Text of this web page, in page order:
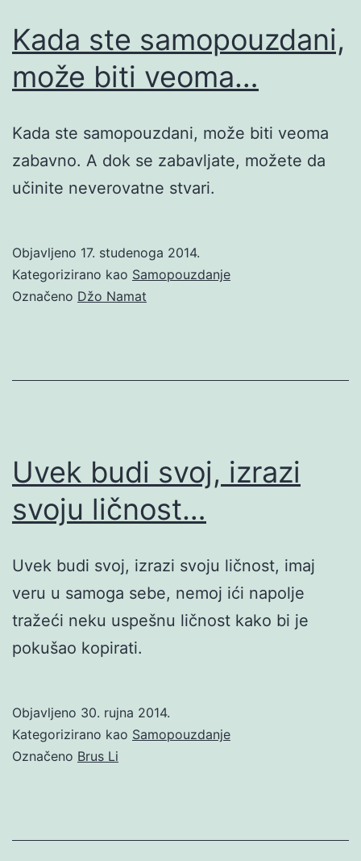
Kada ste samopouzdani,
može biti veoma…
Kada ste samopouzdani, može biti veoma
zabavno. A dok se zabavljate, možete da
učinite neverovatne stvari.
Objavljeno 17. studenoga 2014.
Kategorizirano kao Samopouzdanje
Označeno Džo Namat
Uvek budi svoj, izrazi
svoju ličnost…
Uvek budi svoj, izrazi svoju ličnost, imaj
veru u samoga sebe, nemoj ići napolje
tražeći neku uspešnu ličnost kako bi je
pokušao kopirati.
Objavljeno 30. rujna 2014.
Kategorizirano kao Samopouzdanje
Označeno Brus Li